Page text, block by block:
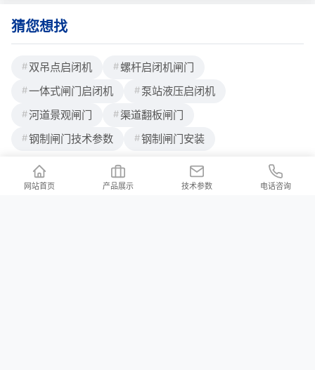
猜您想找
双吊点启闭机
螺杆启闭机闸门
一体式闸门启闭机
泵站液压启闭机
河道景观闸门
渠道翻板闸门
钢制闸门技术参数
钢制闸门安装
网站首页 产品展示 技术参数 电话咨询